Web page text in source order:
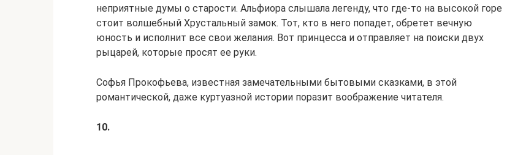
неприятные думы о старости. Альфиора слышала легенду, что где-то на высокой горе
стоит волшебный Хрустальный замок. Тот, кто в него попадет, обретет вечную
юность и исполнит все свои желания. Вот принцесса и отправляет на поиски двух
рыцарей, которые просят ее руки.
Софья Прокофьева, известная замечательными бытовыми сказками, в этой
романтической, даже куртуазной истории поразит воображение читателя.
10.